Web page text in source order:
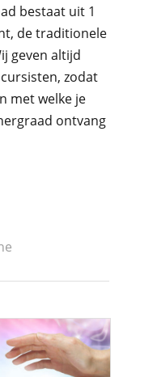
bestaat uit 1
de traditionele
geven altijd
zodat
met welke je
ontvang